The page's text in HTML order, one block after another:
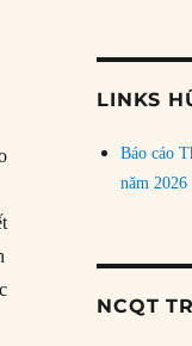
chủ
LINKS
Báo cáo
năm 2026
NCQT